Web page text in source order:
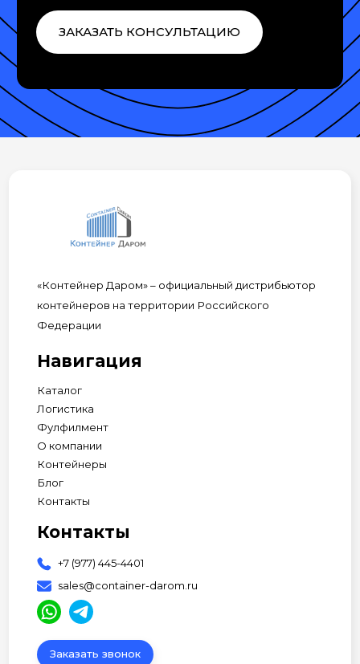
ЗАКАЗАТЬ КОНСУЛЬТАЦИЮ
«Контейнер Даром» – официальный дистрибьютор
контейнеров на территории Российского
Федерации
Навигация
Каталог
Логистика
Фулфилмент
О компании
Контейнеры
Блог
Контакты
Контакты
+7 (977) 445-4401
sales@container-darom.ru
Заказать звонок